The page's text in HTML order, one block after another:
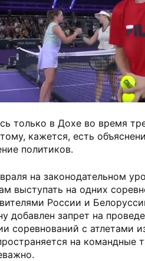
только в Дохе во время
кажется, есть
политиков.
на законодательном
выступать на одних
России и
добавлен запрет на
соревнований с атлетами
на командные